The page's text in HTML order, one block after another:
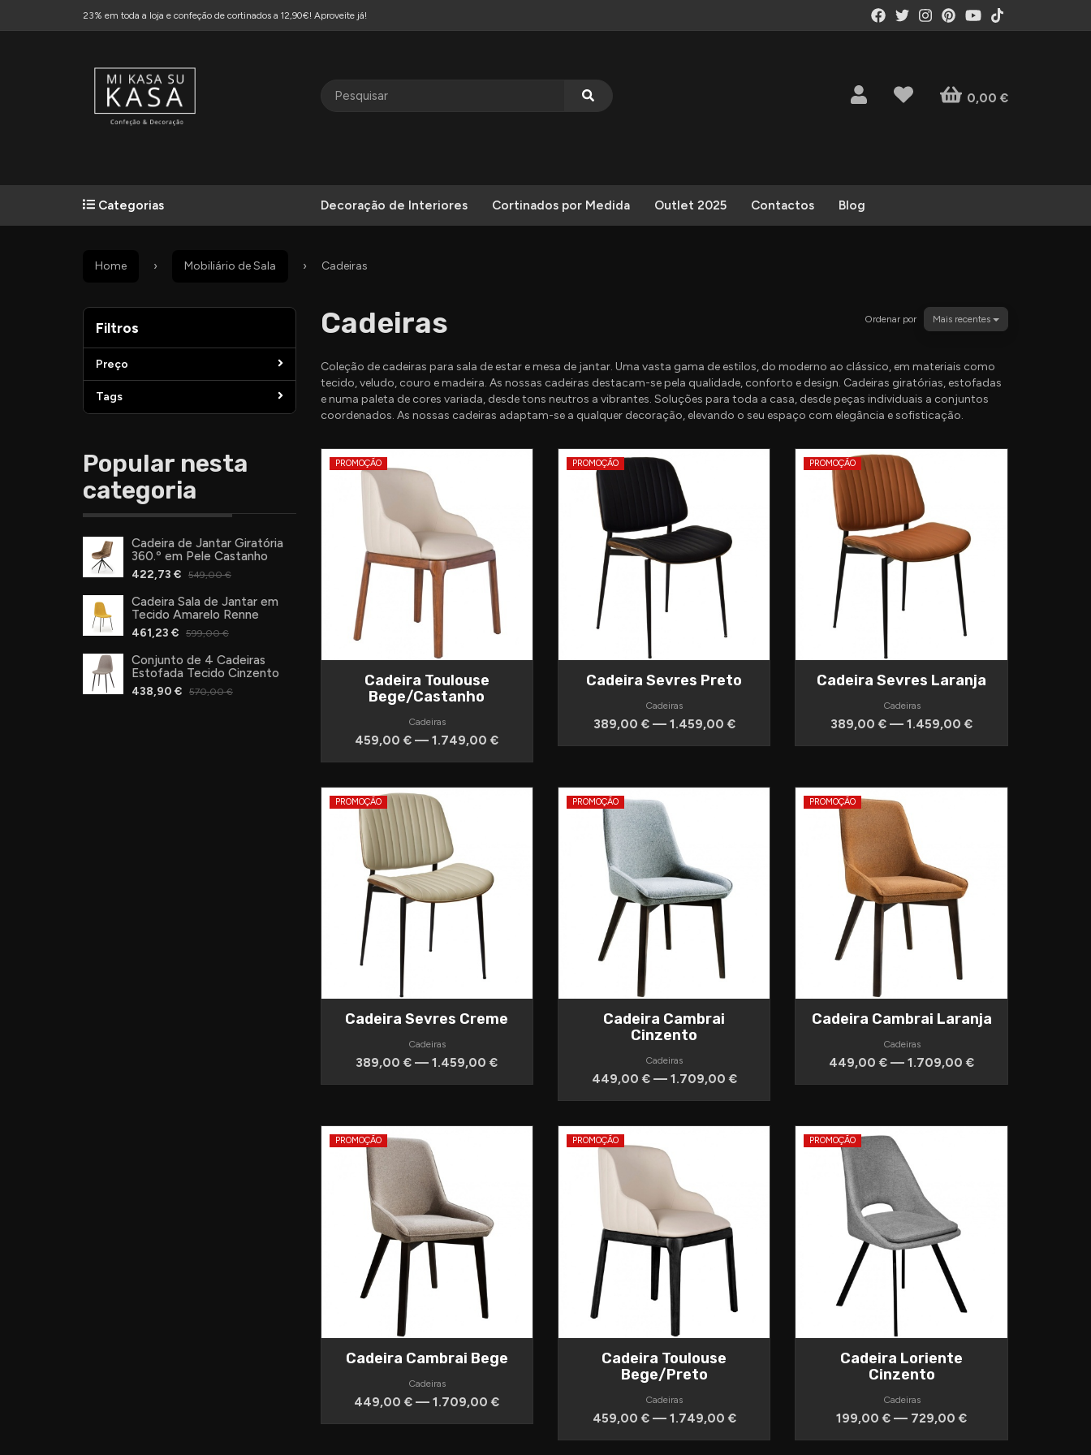
23% em toda a loja e confeção de cortinados a 12,90€! Aproveite já!
0,00 €
Decoração de Interiores Cortinados por Medida Outlet 2025 Contactos Blog
Categorias
Home Mobiliário de Sala Cadeiras
Filtros
Filtros
Preço
Tags
Popular nesta
categoria
Cadeira de Jantar Giratória
360.º em Pele Castanho
422,73 € 549,00 €
Cadeira Sala de Jantar em
Tecido Amarelo Renne
461,23 € 599,00 €
Conjunto de 4 Cadeiras
Estofada Tecido Cinzento
438,90 € 570,00 €
Cadeiras Ordenar por Mais recentes
Coleção de cadeiras para sala de estar e mesa de jantar. Uma vasta gama de estilos, do moderno ao clássico, em materiais como
tecido, veludo, couro e madeira. As nossas cadeiras destacam-se pela qualidade, conforto e design. Cadeiras giratórias, estofadas
e numa paleta de cores variada, desde tons neutros a vibrantes. Soluções para toda a casa, desde peças individuais a conjuntos
coordenados. As nossas cadeiras adaptam-se a qualquer decoração, elevando o seu espaço com elegância e sofisticação.
PROMOÇÃO
Cadeira Toulouse
Bege/Castanho
Cadeiras
459,00 € — 1.749,00 €
PROMOÇÃO
Cadeira Sevres Preto
Cadeiras
389,00 € — 1.459,00 €
PROMOÇÃO
Cadeira Sevres Laranja
Cadeiras
389,00 € — 1.459,00 €
PROMOÇÃO
Cadeira Sevres Creme
Cadeiras
389,00 € — 1.459,00 €
PROMOÇÃO
Cadeira Cambrai
Cinzento
Cadeiras
449,00 € — 1.709,00 €
PROMOÇÃO
Cadeira Cambrai Laranja
Cadeiras
449,00 € — 1.709,00 €
PROMOÇÃO
Cadeira Cambrai Bege
Cadeiras
449,00 € — 1.709,00 €
PROMOÇÃO
Cadeira Toulouse
Bege/Preto
Cadeiras
459,00 € — 1.749,00 €
PROMOÇÃO
Cadeira Loriente
Cinzento
Cadeiras
199,00 € — 729,00 €